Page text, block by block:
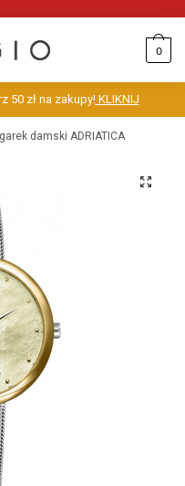
0
50 zł na zakupy!KLIKNIJ
damski ADRIATICA